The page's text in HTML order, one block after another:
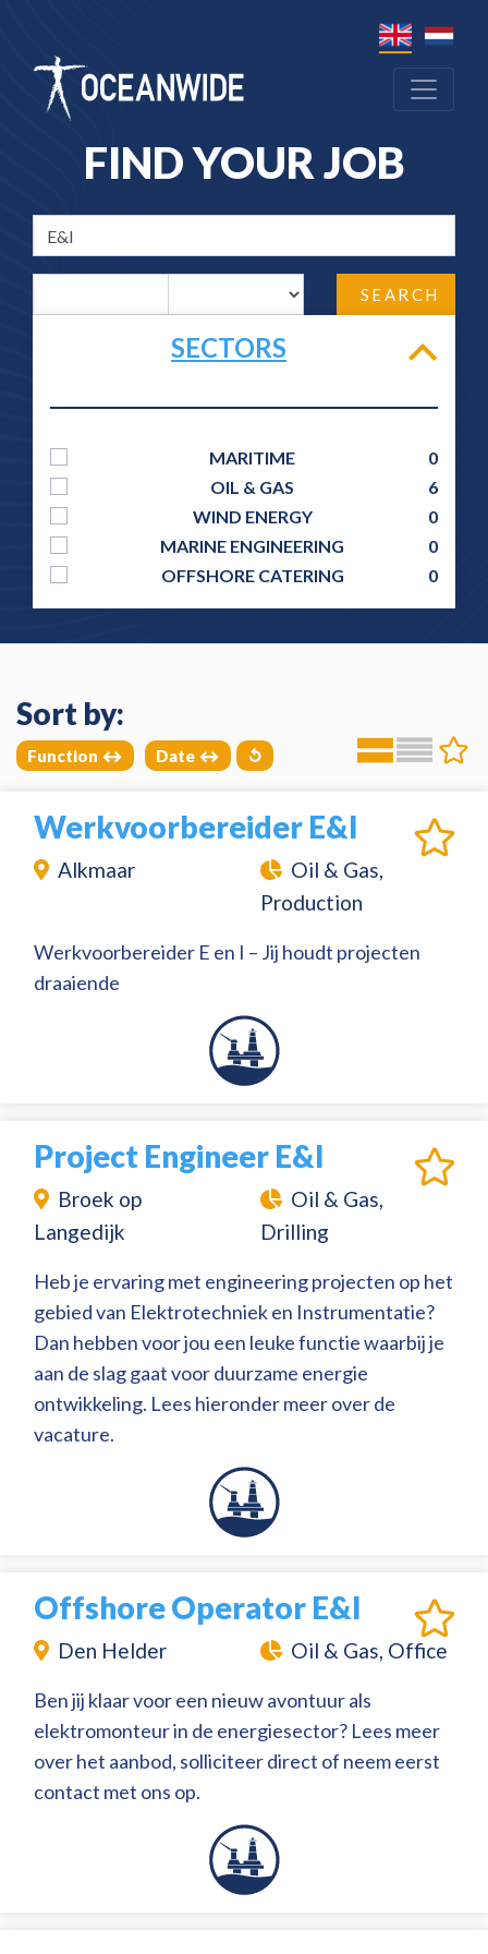
FIND YOUR JOB
SEARCH
SECTORS
MARITIME
0
OIL & GAS
6
WIND ENERGY
0
MARINE ENGINEERING
0
OFFSHORE CATERING
0
Sort by:
Function Date ↺
Werkvoorbereider E&I
Alkmaar
Oil & Gas,
Production
Werkvoorbereider E en I – Jij houdt projecten
draaiende
Project Engineer E&I
Broek op
Langedijk
Oil & Gas,
Drilling
Heb je ervaring met engineering projecten op het
gebied van Elektrotechniek en Instrumentatie?
Dan hebben voor jou een leuke functie waarbij je
aan de slag gaat voor duurzame energie
ontwikkeling. Lees hieronder meer over de
vacature.
Offshore Operator E&I
Den Helder Oil & Gas, Office
Ben jij klaar voor een nieuw avontuur als
elektromonteur in de energiesector? Lees meer
over het aanbod, solliciteer direct of neem eerst
contact met ons op.